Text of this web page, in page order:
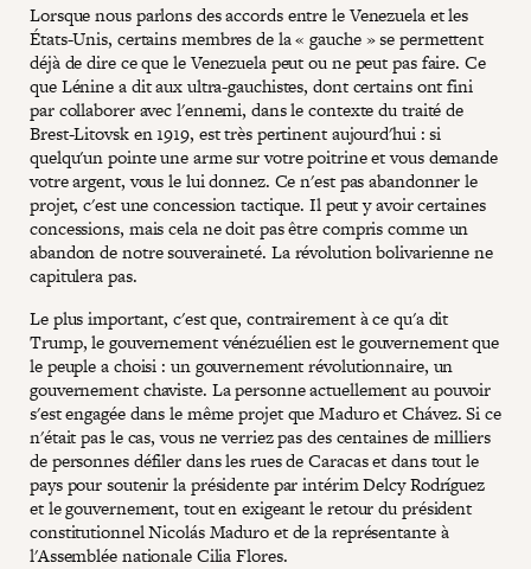
Lorsque nous parlons des accords entre le Venezuela et les
États-Unis, certains membres de la « gauche » se permettent
déjà de dire ce que le Venezuela peut ou ne peut pas faire. Ce
que Lénine a dit aux ultra-gauchistes, dont certains ont fini
par collaborer avec l'ennemi, dans le contexte du traité de
Brest-Litovsk en 1919, est très pertinent aujourd'hui : si
quelqu'un pointe une arme sur votre poitrine et vous demande
votre argent, vous le lui donnez. Ce n'est pas abandonner le
projet, c'est une concession tactique. Il peut y avoir certaines
concessions, mais cela ne doit pas être compris comme un
abandon de notre souveraineté. La révolution bolivarienne ne
capitulera pas.
Le plus important, c'est que, contrairement à ce qu'a dit
Trump, le gouvernement vénézuélien est le gouvernement que
le peuple a choisi : un gouvernement révolutionnaire, un
gouvernement chaviste. La personne actuellement au pouvoir
s'est engagée dans le même projet que Maduro et Chávez. Si ce
n'était pas le cas, vous ne verriez pas des centaines de milliers
de personnes défiler dans les rues de Caracas et dans tout le
pays pour soutenir la présidente par intérim Delcy Rodríguez
et le gouvernement, tout en exigeant le retour du président
constitutionnel Nicolás Maduro et de la représentante à
l'Assemblée nationale Cilia Flores.